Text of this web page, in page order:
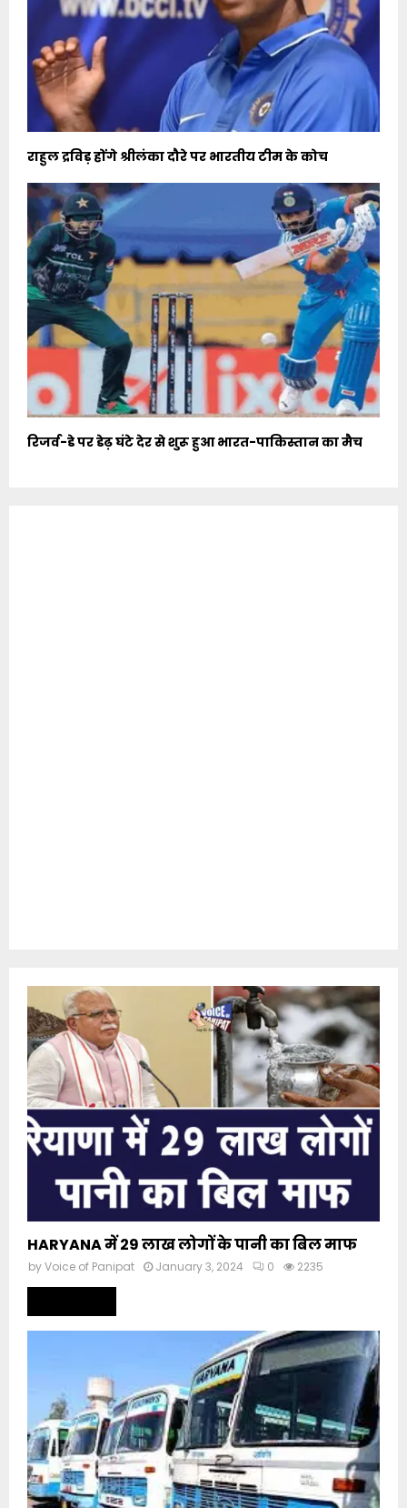
राहुल द्रविड़ होंगे श्रीलंका दौरे पर भारतीय टीम के कोच
रिजर्व-डे पर डेढ़ घंटे देर से शुरू हुआ भारत-पाकिस्तान का मैच
HARYANA में 29 लाख लोगों के पानी का बिल माफ
byVoice of Panipat January 3, 2024 0 2235